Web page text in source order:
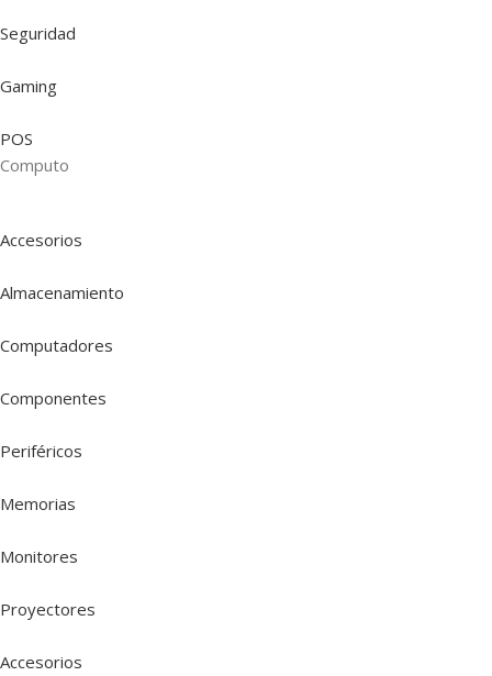
Seguridad
Gaming
POS
Computo
Accesorios
Almacenamiento
Computadores
Componentes
Periféricos
Memorias
Monitores
Proyectores
Accesorios